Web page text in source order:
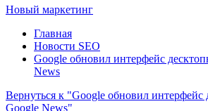
Новый маркетинг
Главная
Новости SEO
Google обновил интерфейс
News
Вернуться к "Google обновил интерфейс
Google News"